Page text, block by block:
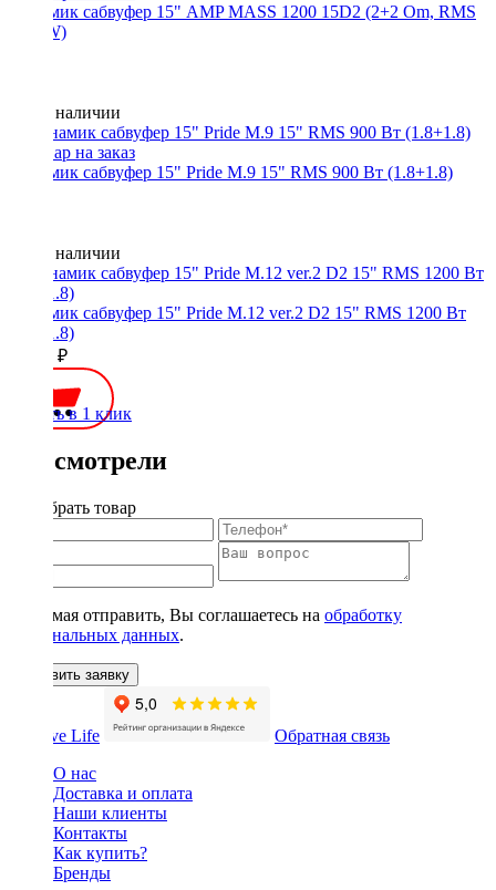
Динамик сабвуфер 15" AMP MASS 1200 15D2 (2+2 Om, RMS
1200W)
Нет в наличии
Динамик сабвуфер 15" Pride M.9 15" RMS 900 Вт (1.8+1.8)
Нет в наличии
Динамик сабвуфер 15" Pride M.12 ver.2 D2 15" RMS 1200 Вт
(1.8+1.8)
15800 ₽
Купить в 1 клик
Вы смотрели
Подобрать товар
Нажимая отправить, Вы соглашаетесь на обработку
персональных данных.
Оставить заявку
Обратная связь
О нас
Доставка и оплата
Наши клиенты
Контакты
Как купить?
Бренды